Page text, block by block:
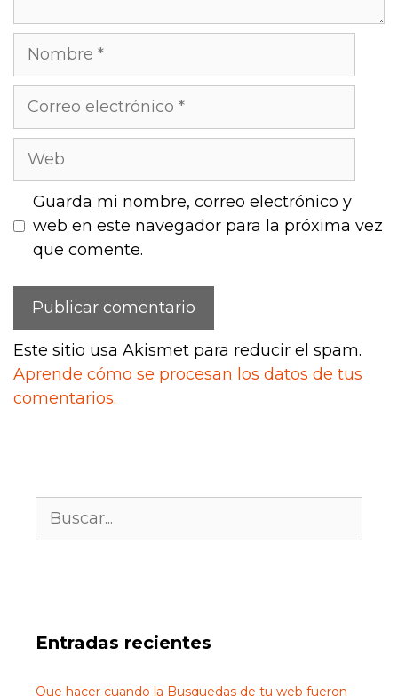
Nombre
Correo
Web
Guarda mi nombre, correo electrónico y
web en este navegador para la próxima vez
que comente.
Este sitio usa Akismet para reducir el spam.
Aprende cómo se procesan los datos de tus
comentarios.
Entradas recientes
Que hacer cuando la Busquedas de tu web fueron